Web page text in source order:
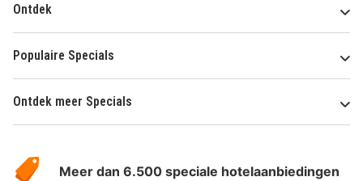
Ontdek
Populaire Specials
Ontdek meer Specials
HotelSpecials
Meer dan 6.500 speciale hotelaanbiedingen